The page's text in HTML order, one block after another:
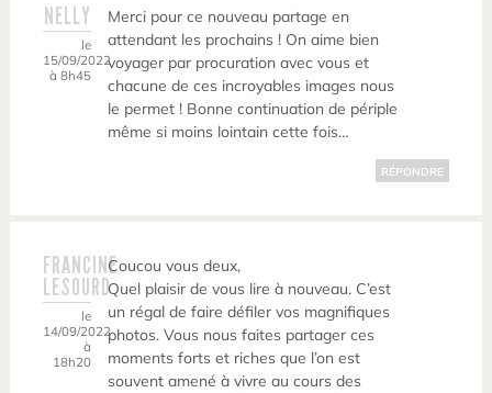
NELLY
le
15/09/2022
à 8h45
Merci pour ce nouveau partage en
attendant les prochains ! On aime bien
voyager par procuration avec vous et
chacune de ces incroyables images nous
le permet ! Bonne continuation de périple
même si moins lointain cette fois…
RÉPONDRE
FRANCINE
LESOURD
le
14/09/2022
à
18h20
Coucou vous deux,
Quel plaisir de vous lire à nouveau. C’est
un régal de faire défiler vos magnifiques
photos. Vous nous faites partager ces
moments forts et riches que l’on est
souvent amené à vivre au cours des